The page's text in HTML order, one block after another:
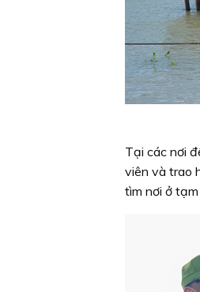
Tại các nơi
viên và trao
tìm nơi ở